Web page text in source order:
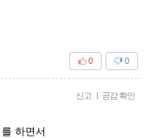
0
0
신고 | 공감 확인
하면서